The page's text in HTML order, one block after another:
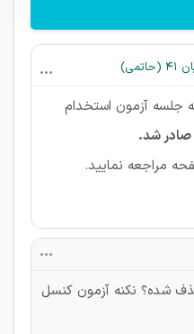
جلسه آزمون استخدام
صادر شد.
مراجعه نمایید.
شده؟ نکنه آزمون کنسل